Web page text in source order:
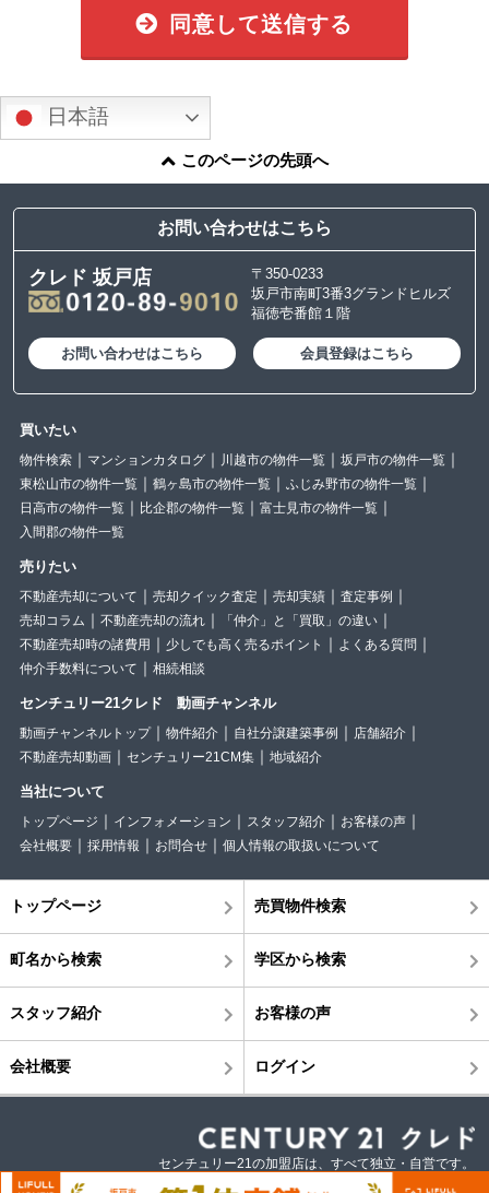
同意して送信する
日本語
このページの先頭へ
お問い合わせはこちら
クレド 坂戸店
〒350-0233
坂戸市南町3番3グランドヒルズ
福徳壱番館１階
お問い合わせはこちら 会員登録はこちら
買いたい
物件検索 マンションカタログ 川越市の物件一覧
坂戸市の物件一覧
東松山市の物件一覧
鶴ヶ島市の物件一覧
ふじみ野市の物件一覧
日高市の物件一覧
比企郡の物件一覧
富士見市の物件一覧
入間郡の物件一覧
売りたい
不動産売却について 売却クイック査定 売却実績
査定事例
売却コラム
不動産売却の流れ
「仲介」と「買取」の違い
不動産売却時の諸費用
少しでも高く売るポイント
よくある質問
仲介手数料について
相続相談
センチュリー21クレド 動画チャンネル
動画チャンネルトップ 物件紹介 自社分譲建築事例
店舗紹介
不動産売却動画
センチュリー21CM集 地域紹介
当社について
トップページ インフォメーション スタッフ紹介
お客様の声
会社概要
採用情報 お問合せ 個人情報の取扱いについて
トップページ 売買物件検索
町名から検索 学区から検索
スタッフ紹介 お客様の声
会社概要 ログイン
センチュリー21の加盟店は、すべて独立・自営です。